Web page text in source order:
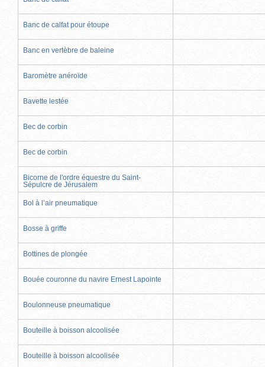
Banc de calfat pour étoupe
Banc en vertèbre de baleine
Baromètre anéroïde
Bavette lestée
Bec de corbin
Bec de corbin
Bicorne de l'ordre équestre du Saint-
Sépulcre de Jérusalem
Bol à l’air pneumatique
Bosse à griffe
Bottines de plongée
Bouée couronne du navire Ernest Lapointe
Boulonneuse pneumatique
Bouteille à boisson alcoolisée
Bouteille à boisson alcoolisée